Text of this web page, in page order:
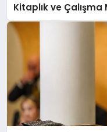
Kitaplık ve Çalışma